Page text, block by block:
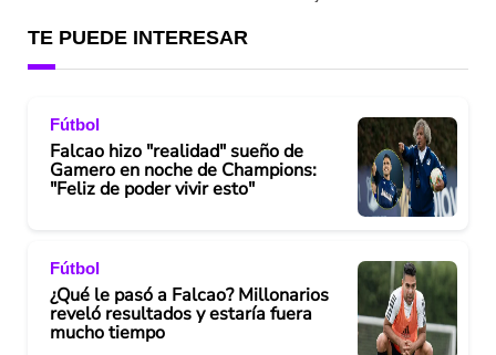
TE PUEDE INTERESAR
Fútbol
Falcao hizo "realidad" sueño de
Gamero en noche de Champions:
"Feliz de poder vivir esto"
Fútbol
¿Qué le pasó a Falcao? Millonarios
reveló resultados y estaría fuera
mucho tiempo